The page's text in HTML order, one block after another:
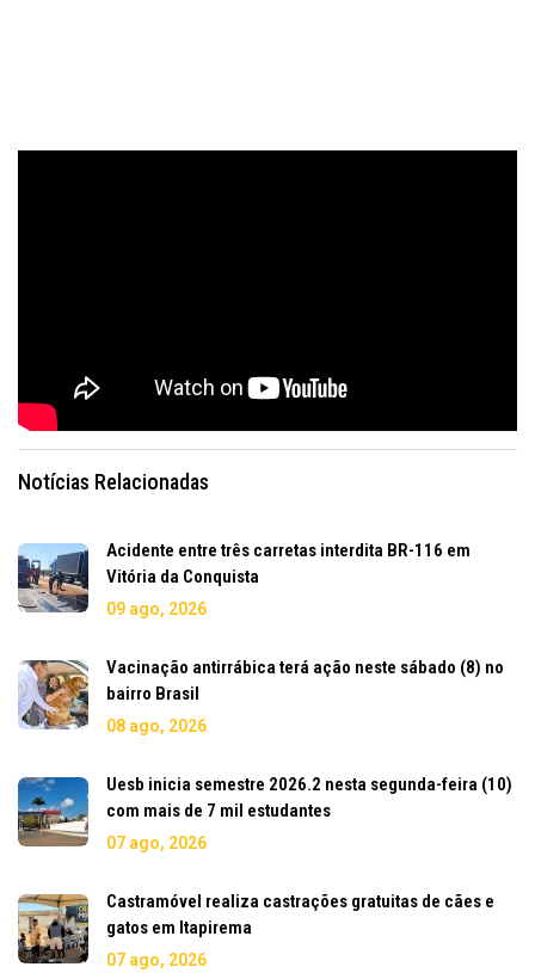
Notícias Relacionadas
Acidente entre três carretas interdita BR-116 em
Vitória da Conquista
09 ago, 2026
Vacinação antirrábica terá ação neste sábado (8) no
bairro Brasil
08 ago, 2026
Uesb inicia semestre 2026.2 nesta segunda-feira (10)
com mais de 7 mil estudantes
07 ago, 2026
Castramóvel realiza castrações gratuitas de cães e
gatos em Itapirema
07 ago, 2026